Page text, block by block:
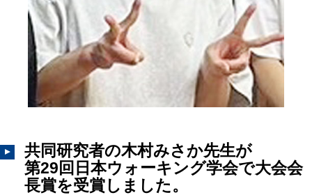
共同研究者の木村みさか先生が
第29回日本ウォーキング学会で大会会
長賞を受賞しました。